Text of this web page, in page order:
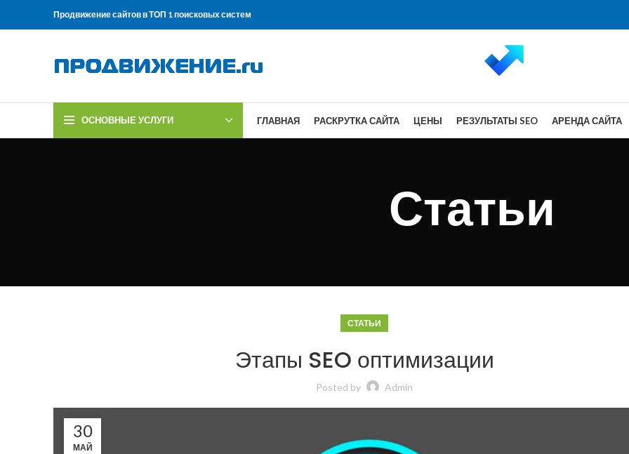
Продвижение сайтов в ТОП 1 поисковых систем
ОСНОВНЫЕ УСЛУГИ ГЛАВНАЯ РАСКРУТКА САЙТА ЦЕНЫ РЕЗУЛЬТАТЫ SEO АРЕНДА САЙТА
Статьи
СТАТЬИ
Этапы SEO оптимизации
Posted by Admin
30
МАЙ